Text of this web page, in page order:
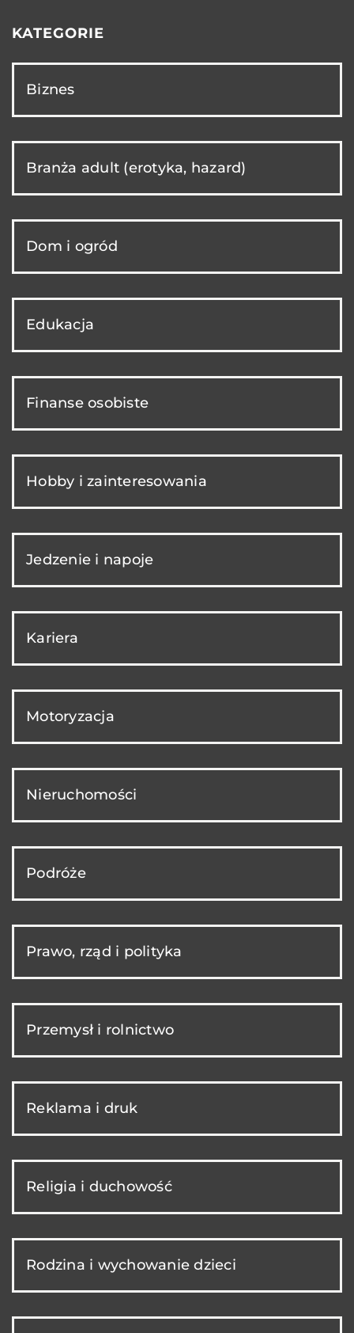
KATEGORIE
Biznes
Branża adult (erotyka, hazard)
Dom i ogród
Edukacja
Finanse osobiste
Hobby i zainteresowania
Jedzenie i napoje
Kariera
Motoryzacja
Nieruchomości
Podróże
Prawo, rząd i polityka
Przemysł i rolnictwo
Reklama i druk
Religia i duchowość
Rodzina i wychowanie dzieci